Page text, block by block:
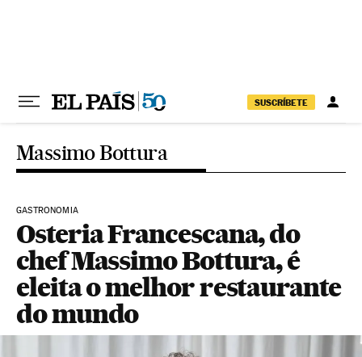
SUSCRÍBETE
Massimo Bottura
GASTRONOMIA
Osteria Francescana, do
chef Massimo Bottura, é
eleita o melhor restaurante
do mundo